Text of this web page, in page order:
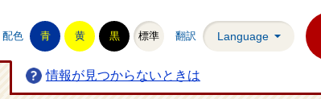
配色 青 黄 黒 標準 翻訳 Language
情報が見つからないときは